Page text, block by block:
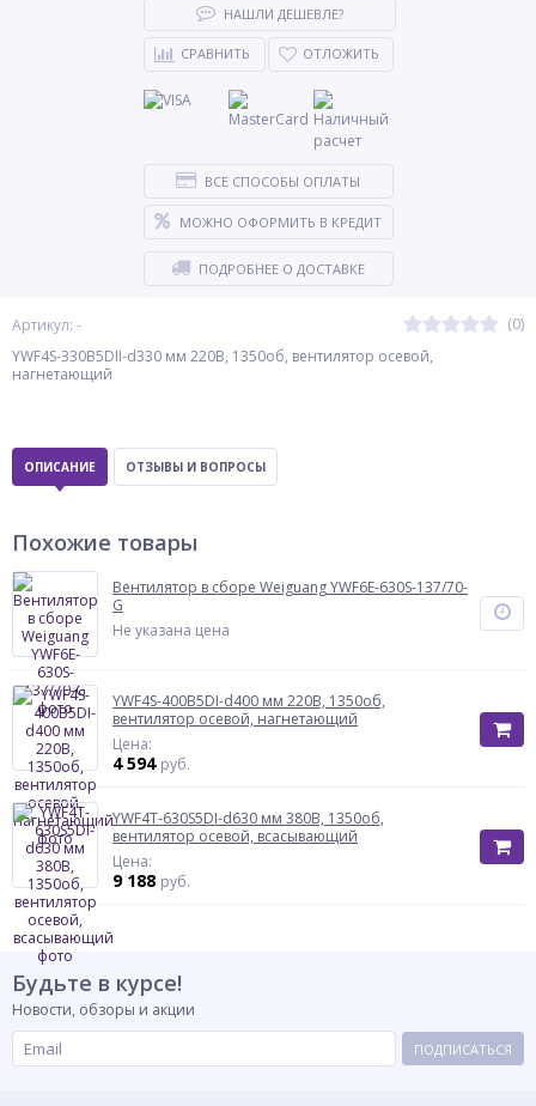
Артикул: -
(0)
YWF4S-330B5DII-d330 мм 220В, 1350об, вентилятор осевой,
нагнетающий
НАШЛИ ДЕШЕВЛЕ?
СРАВНИТЬ ОТЛОЖИТЬ
ВСЕ СПОСОБЫ ОПЛАТЫ
МОЖНО ОФОРМИТЬ В КРЕДИТ
ПОДРОБНЕЕ О ДОСТАВКЕ
ОПИСАНИЕ ОТЗЫВЫ И ВОПРОСЫ
Похожие товары
Вентилятор в сборе Weiguang YWF6E-630S-137/70-
G
Не указана цена
YWF4S-400B5DI-d400 мм 220В, 1350об,
вентилятор осевой, нагнетающий
Цена:
4 594 руб.
YWF4T-630S5DI-d630 мм 380В, 1350об,
вентилятор осевой, всасывающий
Цена:
9 188 руб.
Будьте в курсе!
Новости, обзоры и акции
ПОДПИСАТЬСЯ